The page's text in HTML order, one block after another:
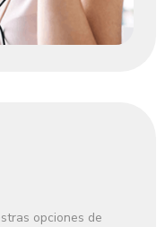
opciones de